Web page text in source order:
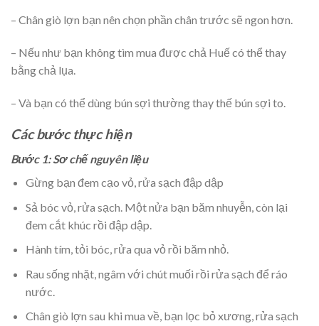
– Chân giò lợn bạn nên chọn phần chân trước sẽ ngon hơn.
– Nếu như bạn không tìm mua được chả Huế có thể thay
bằng chả lụa.
– Và bạn có thể dùng bún sợi thường thay thế bún sợi to.
Các bước thực hiện
Bước 1: Sơ chế nguyên liệu
Gừng bạn đem cạo vỏ, rửa sạch đập dập
Sả bóc vỏ, rửa sạch. Một nửa bạn băm nhuyễn, còn lại
đem cắt khúc rồi đập dập.
Hành tím, tỏi bóc, rửa qua vỏ rồi băm nhỏ.
Rau sống nhặt, ngâm với chút muối rồi rửa sạch để ráo
nước.
Chân giò lợn sau khi mua về, bạn lọc bỏ xương, rửa sạch